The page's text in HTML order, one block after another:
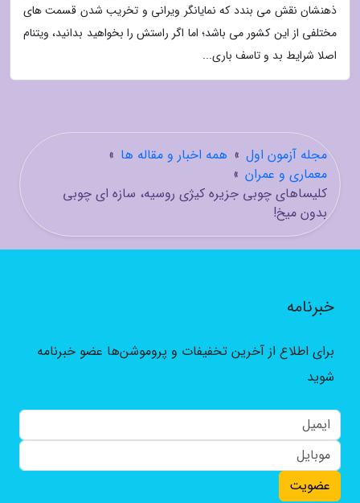
ذهنشان نقش می بندد که نمایانگر ویرانی و تخریب شدن قسمت های
مختلفی از این کشور می باشد؛ اما اگر راستش را بخواهید بدانید، ویتنام
اصلا شرایط بد و تاسف باری...
مجله آزمون اول » همه اخبار و مقاله ها »
معماری و عمران »
کلیساهای چوبی جزیره کیژی روسیه، سازه ای چوبی
بدون میخ!
خبرنامه
برای اطلاع از آخرین تخفیفات و پروموشن‌ها عضو خبرنامه
شوید
عضویت